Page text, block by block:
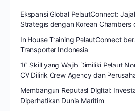
Ekspansi Global PelautConnect:
Strategis dengan Korean Chambers
In House Training PelautConnect
Transporter Indonesia
10 Skill yang Wajib Dimiliki Pelaut
CV Dilirik Crew Agency dan
Membangun Reputasi Digital:
Diperhatikan Dunia Maritim